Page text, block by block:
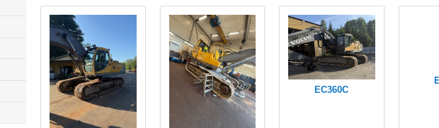
EC360C